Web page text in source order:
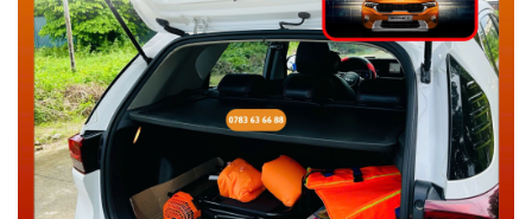
MUA
NHIỀU
NHẤT
KIA
TOYOTA
HONDA